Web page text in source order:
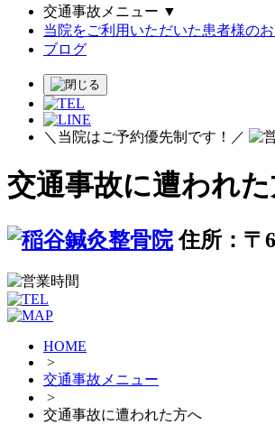
交通事故メニュー ▼
当院をご利用いただいた患者様の
ブログ
＼当院はご予約優先制です！／
交通事故に遭われ
住所：〒
HOME
>
交通事故メニュー
>
交通事故に遭われた方へ